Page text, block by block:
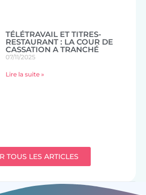
TÉLÉTRAVAIL ET TITRES-
RESTAURANT : LA COUR DE
CASSATION A TRANCHÉ
07/11/2025
Lire la suite »
TOUS LES ARTICLES